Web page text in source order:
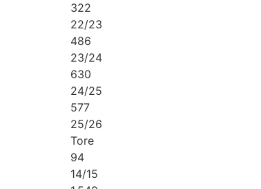
322
22/23
486
23/24
630
24/25
577
25/26
Tore
94
14/15